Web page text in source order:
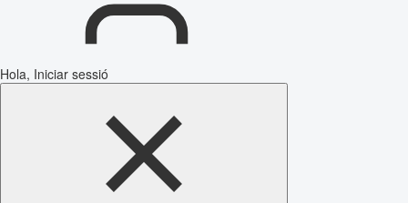
Hola, Iniciar sessió